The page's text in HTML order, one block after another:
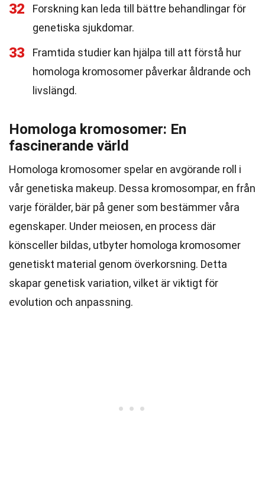
32
Forskning kan leda till bättre behandlingar för
genetiska sjukdomar.
33
Framtida studier kan hjälpa till att förstå hur
homologa kromosomer påverkar åldrande och
livslängd.
Homologa kromosomer: En
fascinerande värld
Homologa kromosomer spelar en avgörande roll i
vår genetiska makeup. Dessa kromosompar, en från
varje förälder, bär på gener som bestämmer våra
egenskaper. Under meiosen, en process där
könsceller bildas, utbyter homologa kromosomer
genetiskt material genom överkorsning. Detta
skapar genetisk variation, vilket är viktigt för
evolution och anpassning.